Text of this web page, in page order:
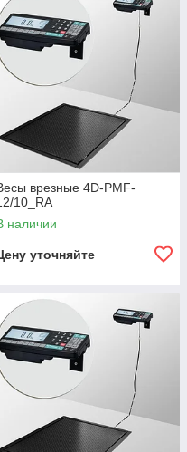
копчения и сушки.
на
металлическая
весы в пол.
и облегчить
К
затрат, чтобы
и негабаритный груз.
потому что
врезные 4D-PMF-
10_RA
наличии
уточняйте